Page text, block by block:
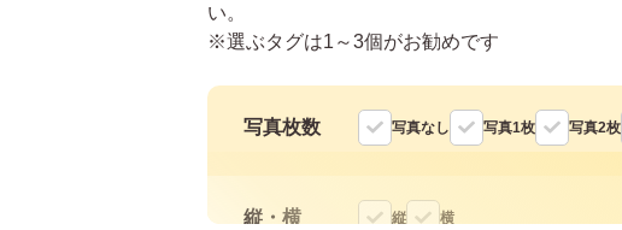
い。
※選ぶタグは1～3個がお勧めです
写真枚数 写真なし 写真1枚 写真2枚
縦・横 縦 横